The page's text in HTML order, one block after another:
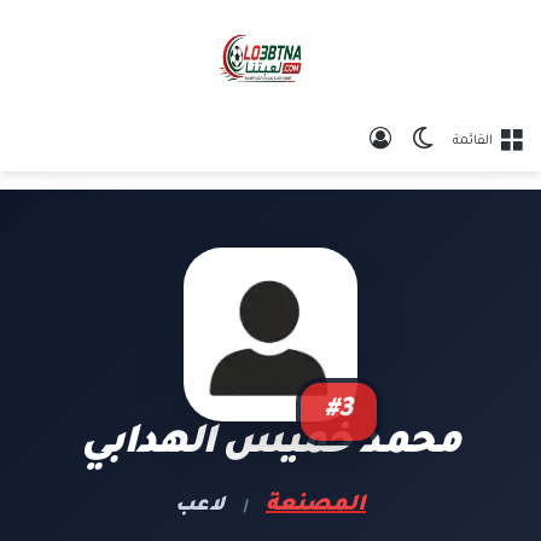
القائمة الوضع المظلم
#3
محمد خميس الهدابي
المصنعة | لاعب